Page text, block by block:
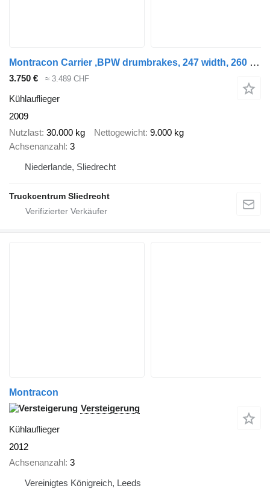
Montracon Carrier ,BPW drumbrakes, 247 width, 260 cm height, multitemp
3.750 € ≈ 3.489 CHF
Kühlauflieger
2009
Nutzlast 30.000 kg Nettogewicht 9.000 kg
Achsenanzahl 3
Niederlande, Sliedrecht
Truckcentrum Sliedrecht
Montracon
Versteigerung
Kühlauflieger
2012
Achsenanzahl 3
Vereinigtes Königreich, Leeds